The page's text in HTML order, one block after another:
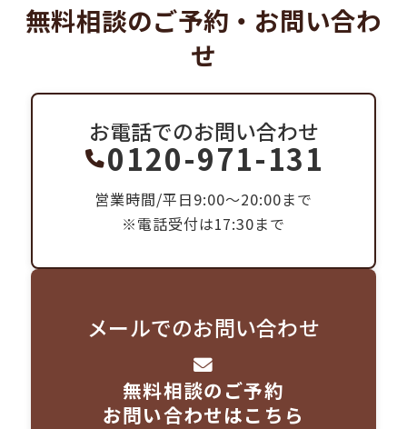
無料相談のご予約・お問い合わ
せ
お電話でのお問い合わせ
0120-971-131
営業時間/平日9:00～20:00まで
※電話受付は17:30まで
メールでのお問い合わせ
無料相談のご予約
お問い合わせはこちら